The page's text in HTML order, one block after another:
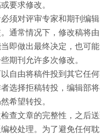
要求修改。
须对评审专家和期刊编
通常情况下，修改稿将
即做出最终决定，也可
期刊允许多次修改。
自由将稿件投到其它任
选择拒稿转投，编辑部
希望转投。
查文章的完整性，之后
校处理。为了避免任何耽